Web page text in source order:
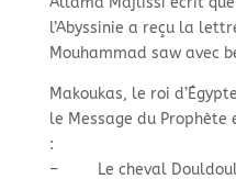
l’Abyssinie a reçu la
Mouhammad saw avec
Makoukas, le roi
le Message du Prophète
:
–Le cheval Douldoul